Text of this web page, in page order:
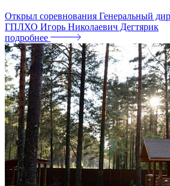
Открыл соревнования Генеральный
ГПЛХО Игорь Николаевич Дегтярик
подробнее